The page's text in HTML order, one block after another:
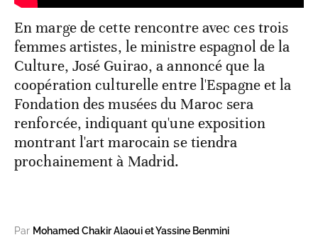
En marge de cette rencontre avec ces trois
femmes artistes, le ministre espagnol de la
Culture, José Guirao, a annoncé que la
coopération culturelle entre l'Espagne et la
Fondation des musées du Maroc sera
renforcée, indiquant qu'une exposition
montrant l'art marocain se tiendra
prochainement à Madrid.
Par Mohamed Chakir Alaoui et Yassine Benmini